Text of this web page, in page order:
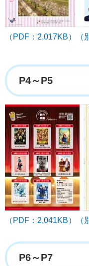
（PDF：2,017KB）（
P4～P5
（PDF：2,041KB）（
P6～P7